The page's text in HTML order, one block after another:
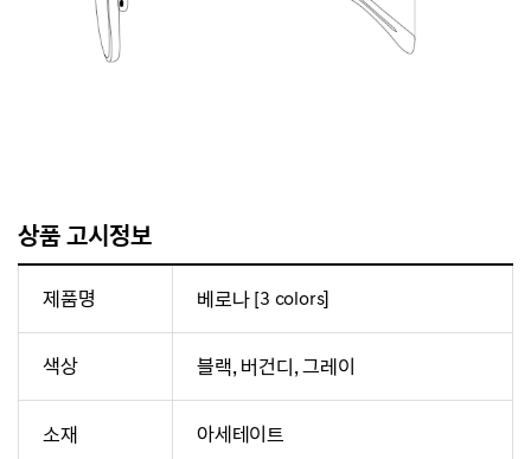
상품 고시정보
제품명 베로나 [3 colors]
색상 블랙, 버건디, 그레이
소재 아세테이트